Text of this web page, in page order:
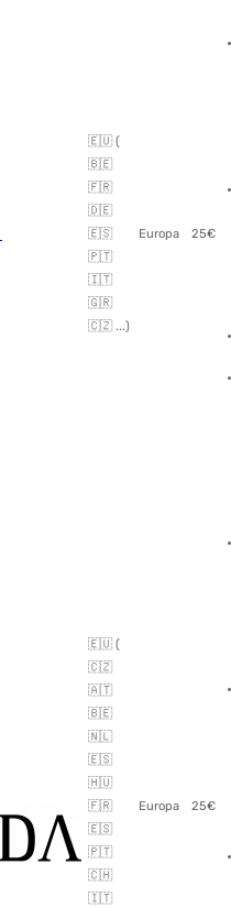
🇪🇺 (
🇧🇪
🇫🇷
🇩🇪
🇪🇸
🇵🇹
🇮🇹
🇬🇷
🇨🇿 ...)
Europa 25€
🇪🇺 (
🇨🇿
🇦🇹
🇧🇪
🇳🇱
🇪🇸
🇭🇺
🇫🇷
🇪🇸
🇵🇹
🇨🇭
🇮🇹
Europa 25€